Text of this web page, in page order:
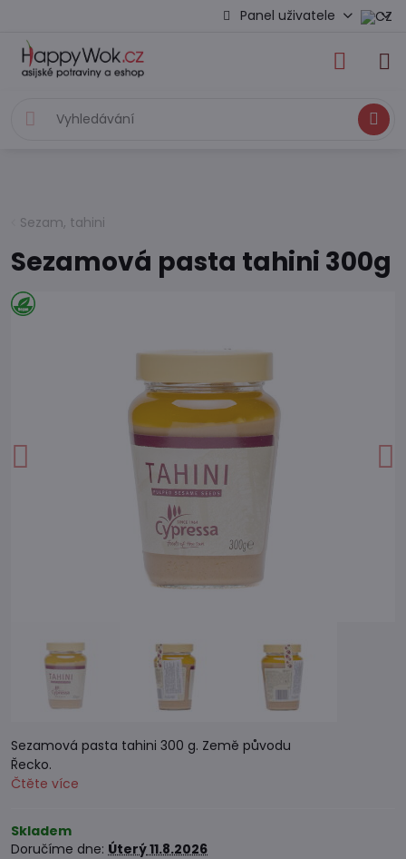
Panel uživatele
Hledat
Sezam, tahini
Sezamová pasta tahini 300g
Sezamová pasta tahini 300 g. Země původu
Řecko.
Čtěte více
Skladem
Doručíme dne: Úterý11.8.2026